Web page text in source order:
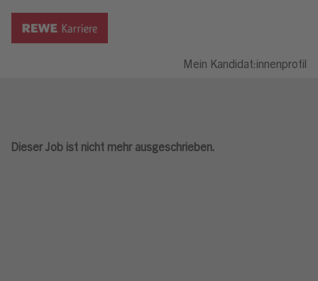
Mein Kandidat:innenprofil
Dieser Job ist nicht mehr ausgeschrieben.